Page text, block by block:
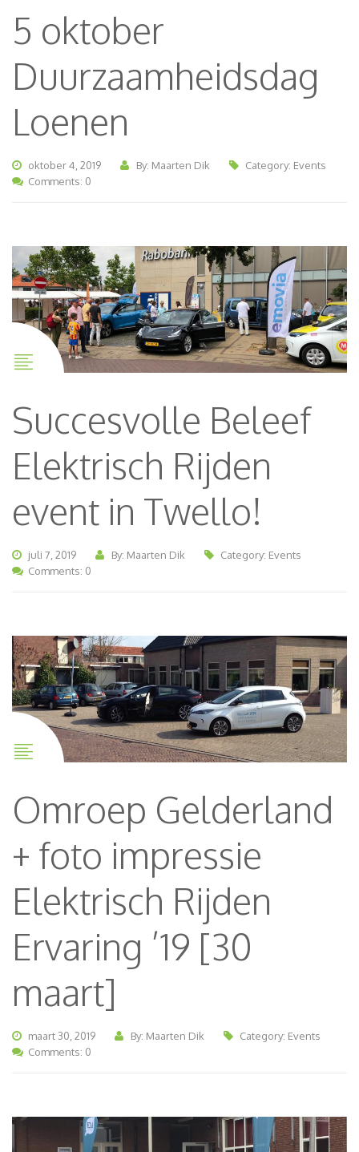
5 oktober
Duurzaamheidsdag
Loenen
oktober 4, 2019 By: Maarten Dik Category: Events
Comments: 0
Succesvolle Beleef
Elektrisch Rijden
event in Twello!
juli 7, 2019 By: Maarten Dik Category: Events
Comments: 0
Omroep Gelderland
+ foto impressie
Elektrisch Rijden
Ervaring ’19 [30
maart]
maart 30, 2019 By: Maarten Dik Category: Events
Comments: 0